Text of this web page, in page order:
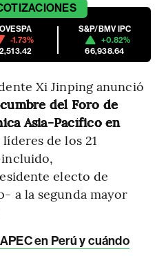
-1.73%
S&P/BMV IPC
+0.82%
66,938.64
Xi Jinping anunció
del Foro de
Asia-Pacífico en
de los 21
electo de
a la segunda mayor
en Perú y cuándo